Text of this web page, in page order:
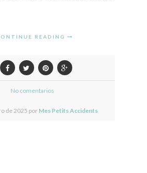
READING
No comentarios
de 2025 por Mes Petits Accidents